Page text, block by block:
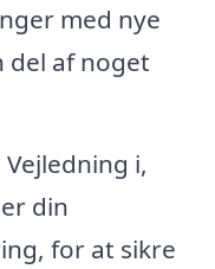
med nye
del af noget
Vejledning i,
din
for at sikre